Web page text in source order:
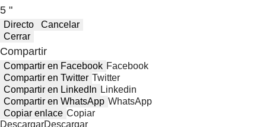
5 "
Directo
Cancelar
Cerrar
Compartir
Compartir en Facebook Facebook
Compartir en Twitter Twitter
Compartir en LinkedIn Linkedin
Compartir en WhatsApp WhatsApp
Copiar enlace Copiar
DescargarDescargar